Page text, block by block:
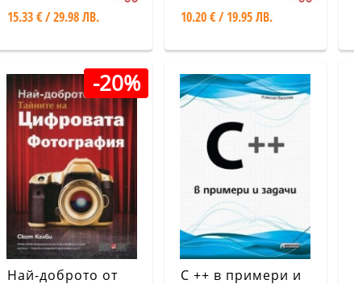
15.33 € / 29.98 ЛВ. 10.20 € / 19.95 ЛВ.
-20%
Най-доброто от
C ++ в примери и